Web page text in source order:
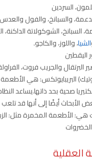
والسبانخ، والفول
السبانخ، الشوكولاتة
الشيا، واللوز، والكاجو.
اليقطين
والجريب فروت،
البريبايوتكس: هي
صحية بحد ذاتها.يساعد
الأبحاث أيضًا إلى أنها قد
هي: الأطعمة المخمرة مثل:
العقلية